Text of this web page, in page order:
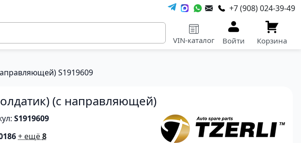
+7 (908) 024-39-49
VIN-каталог Войти Корзина
S1919609
(с направляющей)
S1919609
+ ещё8